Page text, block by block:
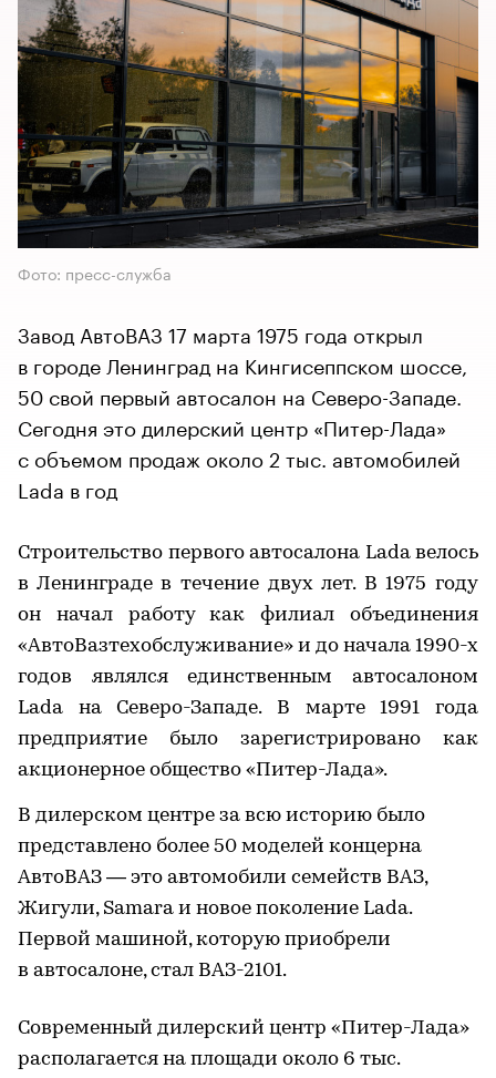
Фото: пресс-служба
Завод АвтоВАЗ 17 марта 1975 года открыл
в городе Ленинград на Кингисеппском шоссе,
50 свой первый автосалон на Северо-Западе.
Сегодня это дилерский центр «Питер-Лада»
с объемом продаж около 2 тыс. автомобилей
Lada в год
Строительство первого автосалона Lada велось
в Ленинграде в течение двух лет. В 1975 году
он начал работу как филиал объединения
«АвтоВазтехобслуживание» и до начала 1990-х
годов являлся единственным автосалоном
Lada на Северо-Западе. В марте 1991 года
предприятие было зарегистрировано как
акционерное общество «Питер-Лада».
В дилерском центре за всю историю было
представлено более 50 моделей концерна
АвтоВАЗ — это автомобили семейств ВАЗ,
Жигули, Samara и новое поколение Lada.
Первой машиной, которую приобрели
в автосалоне, стал ВАЗ-2101.
Современный дилерский центр «Питер-Лада»
располагается на площади около 6 тыс.